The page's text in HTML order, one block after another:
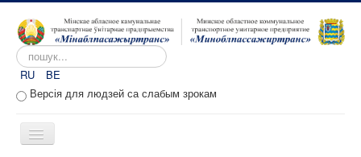
Пошук...
RU
BE
Версія для людзей са слабым зрокам
Toggle